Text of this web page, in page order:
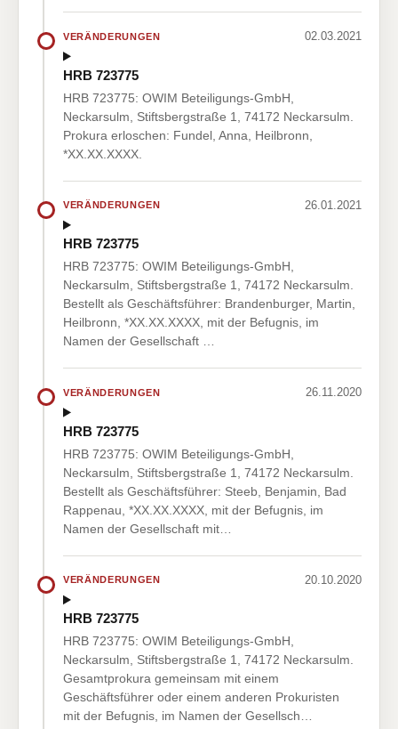
VERÄNDERUNGEN 02.03.2021
HRB 723775
HRB 723775: OWIM Beteiligungs-GmbH,
Neckarsulm, Stiftsbergstraße 1, 74172 Neckarsulm.
Prokura erloschen: Fundel, Anna, Heilbronn,
*XX.XX.XXXX.
VERÄNDERUNGEN 26.01.2021
HRB 723775
HRB 723775: OWIM Beteiligungs-GmbH,
Neckarsulm, Stiftsbergstraße 1, 74172 Neckarsulm.
Bestellt als Geschäftsführer: Brandenburger, Martin,
Heilbronn, *XX.XX.XXXX, mit der Befugnis, im
Namen der Gesellschaft …
VERÄNDERUNGEN 26.11.2020
HRB 723775
HRB 723775: OWIM Beteiligungs-GmbH,
Neckarsulm, Stiftsbergstraße 1, 74172 Neckarsulm.
Bestellt als Geschäftsführer: Steeb, Benjamin, Bad
Rappenau, *XX.XX.XXXX, mit der Befugnis, im
Namen der Gesellschaft mit…
VERÄNDERUNGEN 20.10.2020
HRB 723775
HRB 723775: OWIM Beteiligungs-GmbH,
Neckarsulm, Stiftsbergstraße 1, 74172 Neckarsulm.
Gesamtprokura gemeinsam mit einem
Geschäftsführer oder einem anderen Prokuristen
mit der Befugnis, im Namen der Gesellsch…